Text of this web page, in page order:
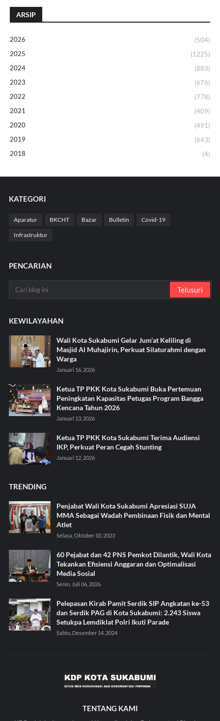
ARSIP
2026
(504)
2025
(1225)
2024
(883)
2023
(676)
2022
(778)
2021
(409)
2020
(491)
2019
(643)
2018
(4)
KATEGORI
Aparatur BKCHT Bazar Bulletin Covid-19
Infrastruktur
PENCARIAN
KEWILAYAHAN
Wali Kota Sukabumi Gelar Jum’at Keliling di
Masjid Al Muhajirin, Perkuat Silaturahmi dengan
Warga
Januari 16, 2026
Ketua TP PKK Kota Sukabumi Buka Pertemuan
Peningkatan Kapasitas Petugas Program Bangga
Kencana Tahun 2026
Januari 13, 2026
Ketua TP PKK Kota Sukabumi Terima Audiensi
IKP, Perkuat Peran Cegah Stunting
Januari 12, 2026
TRENDING
Penjabat Wali Kota Sukabumi Apresiasi SUJA
MMA Sebagai Wadah Pembinaan Fisik dan Mental
Atlet
Selasa, Oktober 10, 2023
60 Pejabat dan 42 PNS Pemkot Dilantik, Wali Kota
Tekankan Efisiensi Anggaran dan Optimalisasi
Media Sosial
Senin, Juli 06, 2026
Pelepasan Kirab Pamit Serdik SIP Angkatan ke-53
dan Serdik PAG di Kota Sukabumi: 2.243 Siswa
Setukpa Lemdiklat Polri Ikuti Parade
Sabtu, Desember 14, 2024
TENTANG KAMI